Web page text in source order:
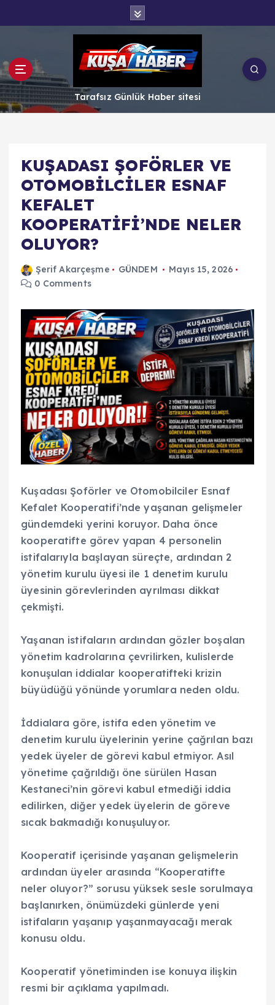
ğ
e
a
Tarafsız Günlük Haber sitesi
KUŞADASI ŞOFÖRLER VE
OTOMOBİLCİLER ESNAF
KEFALET
KOOPERATİFİ’NDE NELER
OLUYOR?
Şerif Akarçeşme GÜNDEM
Mayıs 15, 2026
0 Comments
Kuşadası Şoförler ve Otomobilciler Esnaf
Kefalet Kooperatifi’nde yaşanan gelişmeler
gündemdeki yerini koruyor. Daha önce
kooperatifte görev yapan 4 personelin
istifalarıyla başlayan süreçte, ardından 2
yönetim kurulu üyesi ile 1 denetim kurulu
üyesinin görevlerinden ayrılması dikkat
çekmişti.
Yaşanan istifaların ardından gözler boşalan
yönetim kadrolarına çevrilirken, kulislerde
konuşulan iddialar kooperatifteki krizin
büyüdüğü yönünde yorumlara neden oldu.
İddialara göre, istifa eden yönetim ve
denetim kurulu üyelerinin yerine çağrılan bazı
yedek üyeler de görevi kabul etmiyor. Asıl
yönetime çağrıldığı öne sürülen Hasan
Kestaneci’nin görevi kabul etmediği iddia
edilirken, diğer yedek üyelerin de göreve
sıcak bakmadığı konuşuluyor.
Kooperatif içerisinde yaşanan gelişmelerin
ardından üyeler arasında “Kooperatifte
neler oluyor?” sorusu yüksek sesle sorulmaya
başlanırken, önümüzdeki günlerde yeni
istifaların yaşanıp yaşanmayacağı merak
konusu oldu.
Kooperatif yönetiminden ise konuya ilişkin
resmi bir açıklama yapılmadı.